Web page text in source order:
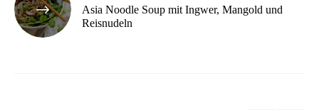
Asia Noodle Soup mit Ingwer, Mangold und
Reisnudeln